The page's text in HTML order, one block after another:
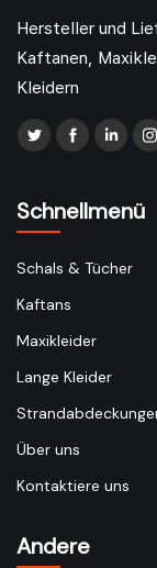
Hersteller und
Kaftanen,
Kleidern
Schnellmenü
Schals & Tücher
Kaftans
Maxikleider
Lange Kleider
Über uns
Kontaktiere uns
Andere